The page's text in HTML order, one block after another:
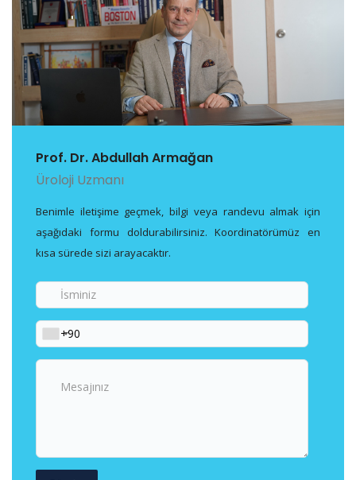
Prof. Dr. Abdullah Armağan
Üroloji Uzmanı
Benimle iletişime geçmek, bilgi veya randevu almak için
aşağıdaki formu doldurabilirsiniz. Koordinatörümüz en
kısa sürede sizi arayacaktır.
İsminiz
Telefon
Numaranız
Mesajınız